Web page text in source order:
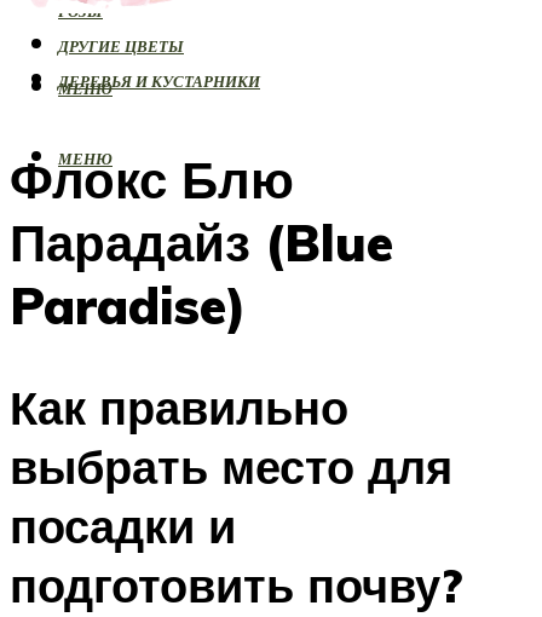
РОЗЫ
ДРУГИЕ ЦВЕТЫ
ДЕРЕВЬЯ И КУСТАРНИКИ
МЕНЮ
МЕНЮ
Флокс Блю
Парадайз (Blue
Paradise)
Как правильно
выбрать место для
посадки и
подготовить почву?